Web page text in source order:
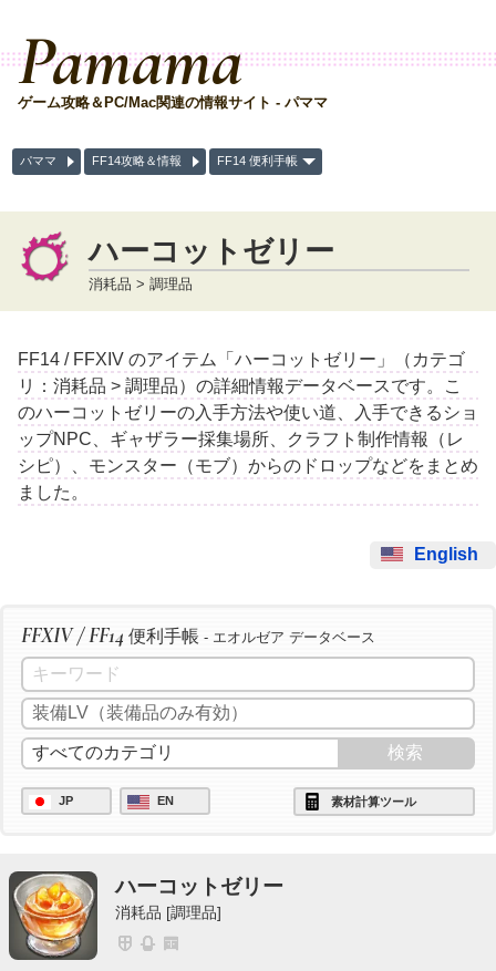
Pamama
ゲーム攻略＆PC/Mac関連の情報サイト - パママ
パママ FF14攻略＆情報 FF14 便利手帳
ハーコットゼリー
消耗品 > 調理品
FF14 / FFXIV のアイテム「ハーコットゼリー」（カテゴ
リ：消耗品 > 調理品）の詳細情報データベースです。こ
のハーコットゼリーの入手方法や使い道、入手できるショ
ップNPC、ギャザラー採集場所、クラフト制作情報（レ
シピ）、モンスター（モブ）からのドロップなどをまとめ
ました。
English
FFXIV / FF14 便利手帳 - エオルゼア データベース
JP EN 素材計算ツール
ハーコットゼリー
消耗品 [調理品]